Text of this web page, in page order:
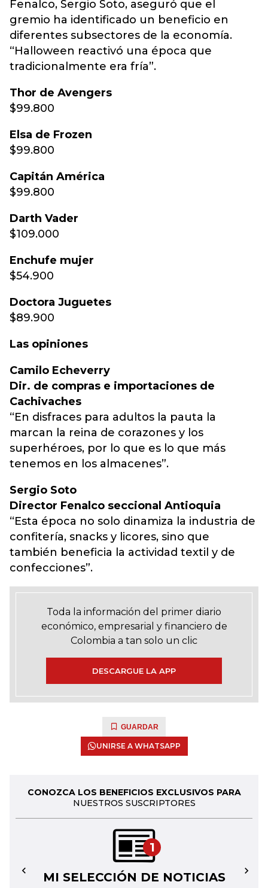
Fenalco, Sergio Soto, aseguró que el
gremio ha identificado un beneficio en
diferentes subsectores de la economía.
“Halloween reactivó una época que
tradicionalmente era fría”.
Thor de Avengers
$99.800
Elsa de Frozen
$99.800
Capitán América
$99.800
Darth Vader
$109.000
Enchufe mujer
$54.900
Doctora Juguetes
$89.900
Las opiniones
Camilo Echeverry
Dir. de compras e importaciones de
Cachivaches
“En disfraces para adultos la pauta la
marcan la reina de corazones y los
superhéroes, por lo que es lo que más
tenemos en los almacenes”.
Sergio Soto
Director Fenalco seccional Antioquia
​“Esta época no solo dinamiza la industria de
confitería, snacks y licores, sino que
también beneficia la actividad textil y de
confecciones”.
Toda la información del primer diario
económico, empresarial y financiero de
Colombia a tan solo un clic
DESCARGUE LA APP
GUARDAR
UNIRSE A WHATSAPP
CONOZCA LOS BENEFICIOS EXCLUSIVOS PARA
NUESTROS SUSCRIPTORES
1
MI SELECCIÓN DE NOTICIAS
← →